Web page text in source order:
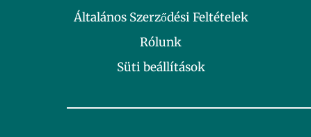
Általános Szerződési Feltételek
Rólunk
Süti beállítások